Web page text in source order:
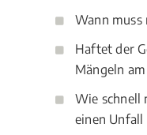
Wann muss
Haftet der
Mängeln
Wie schnell
einen